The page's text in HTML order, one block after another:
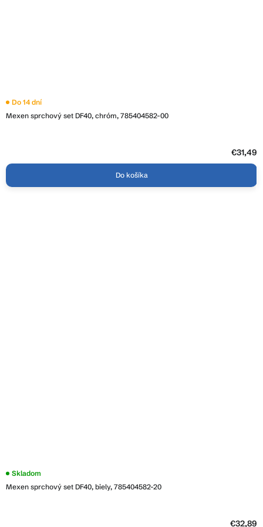
Mexen sprchový set DF40, chróm, 785404582-00
Do 14 dní
€31,49
Do košíka
Mexen sprchový set DF40, biely, 785404582-20
Skladom
€32,89